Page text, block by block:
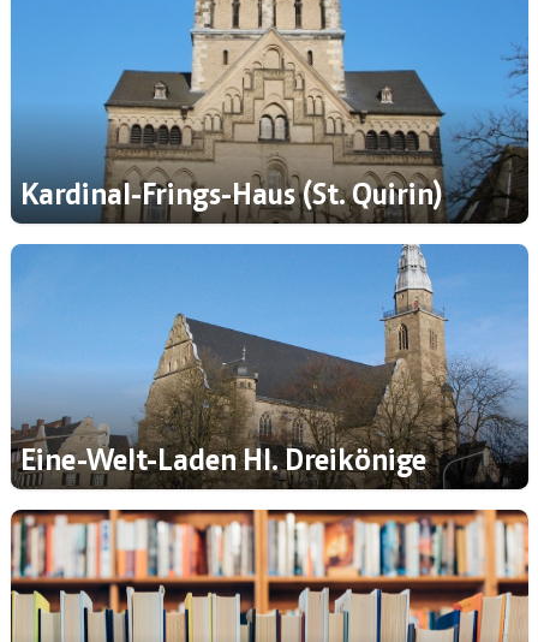
Kardinal-Frings-Haus (St. Quirin)
Eine-Welt-Laden Hl. Dreikönige